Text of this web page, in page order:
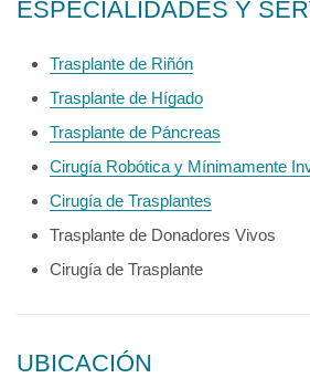
ESPECIALIDADES Y
Trasplante de Riñón
Trasplante de Hígado
Trasplante de Páncreas
Cirugía Robótica y Mínimamente
Cirugía de Trasplantes
Trasplante de Donadores Vivos
Cirugía de Trasplante
UBICACIÓN